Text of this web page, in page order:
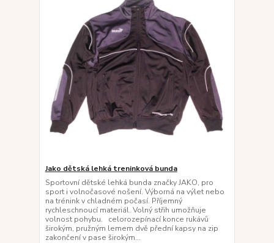
Jako dětská lehká treninková bunda
Sportovní dětské lehká bunda značky JAKO, pro
sport i volnočasové nošení. Výborná na výlet nebo
na trénink v chladném počasí. Příjemný
rychleschnoucí materiál. Volný střih umožňuje
volnost pohybu. celorozepínací konce rukávů
širokým, pružným lemem dvě přední kapsy na zip
zakončení v pase širokým...